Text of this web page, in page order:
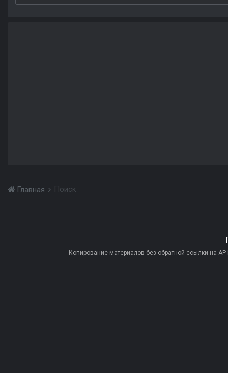
Главная Поиск
Копирование материалов без обратной ссылки на